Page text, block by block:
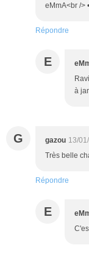
eMmA<br />
Répondre
E
à
G gazou 13/
Très belle
Répondre
E